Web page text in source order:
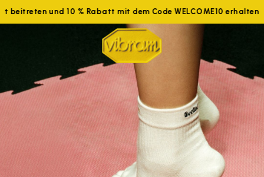
beitreten und 10 % Rabatt mit dem Code WELCOME10 erhalten